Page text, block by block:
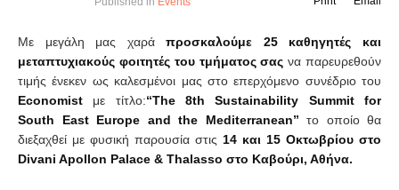
Με μεγάλη μας χαράπροσκαλούμε 25 καθηγητές και
μεταπτυχιακούς φοιτητές του τμήματος σας να παρευρεθούν
τιμής ένεκεν ως καλεσμένοι μας στο επερχόμενο συνέδριο του
Economist με τίτλο:“The8th Sustainability Summit for
South East Europe and the Mediterranean” το οποίο θα
διεξαχθεί με φυσική παρουσία στις 14 και 15 Οκτωβρίου στο
Divani Apollon Palace & Thalasso στο Καβούρι, Αθήνα.